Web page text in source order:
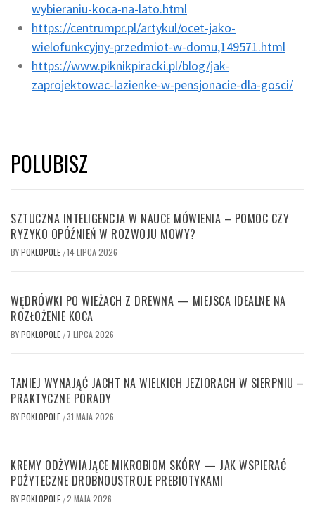
wybieraniu-koca-na-lato.html
https://centrumpr.pl/artykul/ocet-jako-
wielofunkcyjny-przedmiot-w-domu,149571.html
https://www.piknikpiracki.pl/blog/jak-
zaprojektowac-lazienke-w-pensjonacie-dla-gosci/
POLUBISZ
SZTUCZNA INTELIGENCJA W NAUCE MÓWIENIA – POMOC CZY
RYZYKO OPÓŹNIEŃ W ROZWOJU MOWY?
BYPOKLOPOLE /14 LIPCA 2026
WĘDRÓWKI PO WIEŻACH Z DREWNA — MIEJSCA IDEALNE NA
ROZŁOŻENIE KOCA
BYPOKLOPOLE / 7 LIPCA 2026
TANIEJ WYNAJĄĆ JACHT NA WIELKICH JEZIORACH W SIERPNIU –
PRAKTYCZNE PORADY
BYPOKLOPOLE /31 MAJA 2026
KREMY ODŻYWIAJĄCE MIKROBIOM SKÓRY — JAK WSPIERAĆ
POŻYTECZNE DROBNOUSTROJE PREBIOTYKAMI
BYPOKLOPOLE /2 MAJA 2026